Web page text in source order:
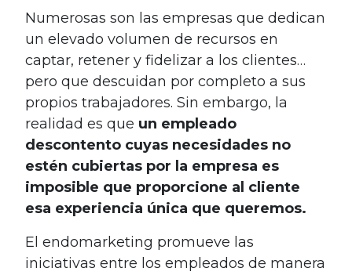
Numerosas son las empresas que dedican
un elevado volumen de recursos en
captar, retener y fidelizar a los clientes…
pero que descuidan por completo a sus
propios trabajadores. Sin embargo, la
realidad es que un empleado
descontento cuyas necesidades no
estén cubiertas por la empresa es
imposible que proporcione al cliente
esa experiencia única que queremos.
El endomarketing promueve las
iniciativas entre los empleados de manera